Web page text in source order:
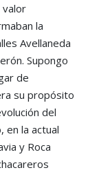
valor
la
Avellaneda
Supongo
de
su propósito
del
en la actual
y Roca